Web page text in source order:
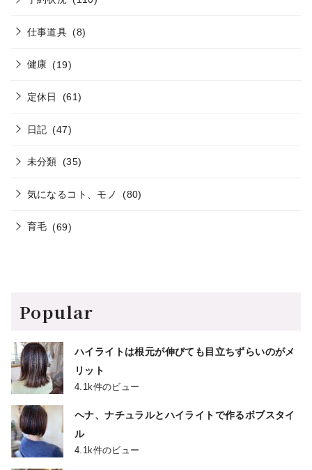
仕事道具 (8)
健康 (19)
定休日 (61)
日記 (47)
未分類 (35)
気になるコト、モノ (80)
育毛 (69)
Popular
ハイライトは根元が伸びても目立ちずらいのがメ
リット
4.1k件のビュー
ヘナ、ナチュラルとハイライトで作るボブスタイ
ル
4.1k件のビュー